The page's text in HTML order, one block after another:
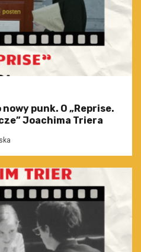
punk. O „Reprise.
Joachima Triera